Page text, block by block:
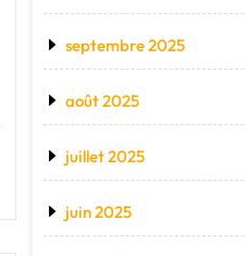
septembre 2025
août 2025
juillet 2025
juin 2025